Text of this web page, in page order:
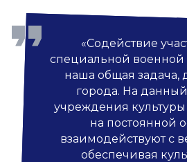
«Содействие
специальной
наша общая задача,
города. На
учреждения культуры
на постоянной
взаимодействуют с
обеспечивая